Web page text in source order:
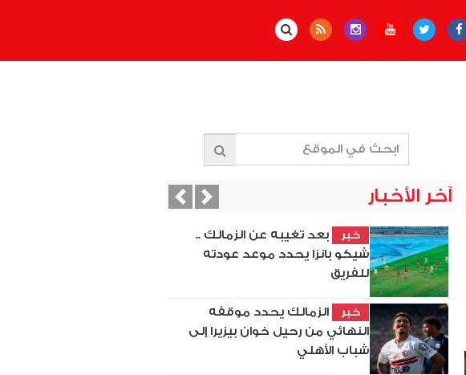
آخر الأخبار
خبر
بعد تغيبه عن الزمالك ..
شيكو بانزا يحدد موعد عودته
للفريق
خبر
الزمالك يحدد موقفه
النهائي من رحيل خوان بيزيرا إلى
شباب الأهلي
PreviousNext